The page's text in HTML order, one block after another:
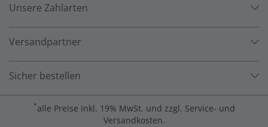
Unsere Zahlarten
Versandpartner
Sicher bestellen
*alle Preise inkl. 19% MwSt. und zzgl. Service- und
Versandkosten.